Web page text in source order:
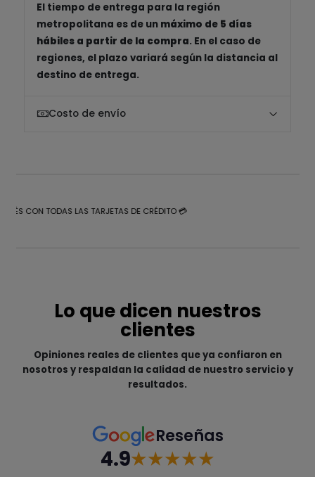
El tiempo de entrega para la región
metropolitana es de un máximo de 5 días
hábiles a partir de la compra. En el caso de
regiones, el plazo variará según la distancia al
destino de entrega.
Costo de envío
CON TODAS LAS TARJETAS DE CRÉDITO 💳
Lo que dicen nuestros
clientes
Opiniones reales de clientes que ya confiaron en
nosotros y respaldan la calidad de nuestro servicio y
resultados.
Reseñas
4.9★★★★★